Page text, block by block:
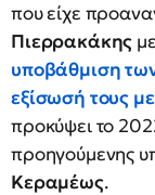
που είχε
Πιερρακάκης
υποβάθμιση
εξίσωσή τους
προκύψει το
προηγούμενης
Κεραμέως.